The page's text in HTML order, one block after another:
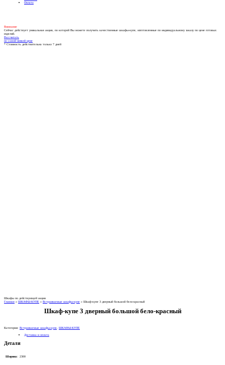
Оплата
Внимание
Сейчас действует уникальная акция, по которой Вы можете получить качественные шкафы-купе, изготовленные по индивидуальному заказу по цене готовых
изделий.
Рассчитать
по самой низкой цене
* Стоимость действительна только 7 дней
Шкафы по действующей акции
Главная » ШКАФЫ-КУПЕ » Встраиваемые шкафы-купе » Шкаф-купе 3 дверный большой бело-красный
Шкаф-купе 3 дверный большой бело-красный
Категории: Встраиваемые шкафы-купе, ШКАФЫ-КУПЕ
Доставка и оплата
Детали
Ширина: 2300